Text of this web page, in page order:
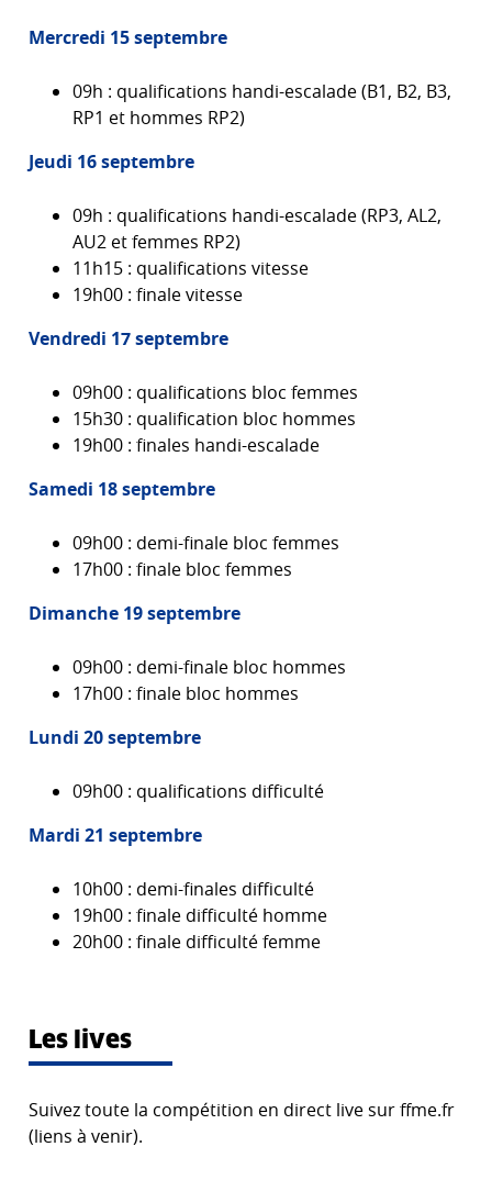
Mercredi 15 septembre
09h : qualifications handi-escalade (B1, B2, B3,
RP1 et hommes RP2)
Jeudi 16 septembre
09h : qualifications handi-escalade (RP3, AL2,
AU2 et femmes RP2)
11h15 : qualifications vitesse
19h00 : finale vitesse
Vendredi 17 septembre
09h00 : qualifications bloc femmes
15h30 : qualification bloc hommes
19h00 : finales handi-escalade
Samedi 18 septembre
09h00 : demi-finale bloc femmes
17h00 : finale bloc femmes
Dimanche 19 septembre
09h00 : demi-finale bloc hommes
17h00 : finale bloc hommes
Lundi 20 septembre
09h00 : qualifications difficulté
Mardi 21 septembre
10h00 : demi-finales difficulté
19h00 : finale difficulté homme
20h00 : finale difficulté femme
Les lives
Suivez toute la compétition en direct live sur ffme.fr
(liens à venir).